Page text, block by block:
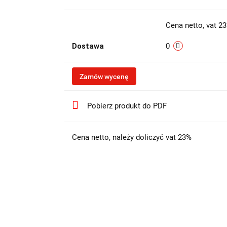
Cena netto, vat
Dostawa 0
Zamów wycenę
Pobierz produkt do PDF
Cena netto, należy doliczyć vat 23%